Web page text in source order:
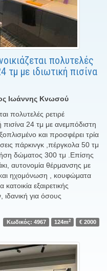
πολυτελές
τμ με ιδιωτική πισίνα
Ιωάννης Κνωσού
πολυτελές ρετιρέ
πισίνα 24 τμ με ανεμπόδιστη
και προσφέρει τρία
πάρκινγκ ,πέργκολα 50 τμ
δώματος 300 τμ .Επίσης
αυτονομία θέρμανσης με
ηχομόνωση , κουφώματα
εξαιρετικής
ιδανική για όσους
Κωδικός: 4967 124m2 € 2000